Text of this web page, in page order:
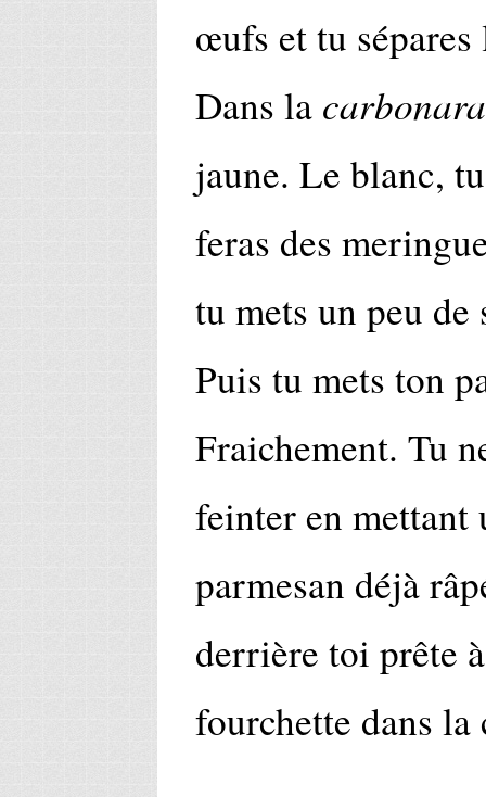
œufs et tu
Dans la carbonara
jaune. Le blanc,
feras des
tu mets un peu
Puis tu mets ton
Fraichement. Tu
feinter en mettant
parmesan déjà
derrière toi prête
fourchette dans